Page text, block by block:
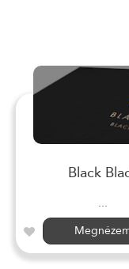
Black
...